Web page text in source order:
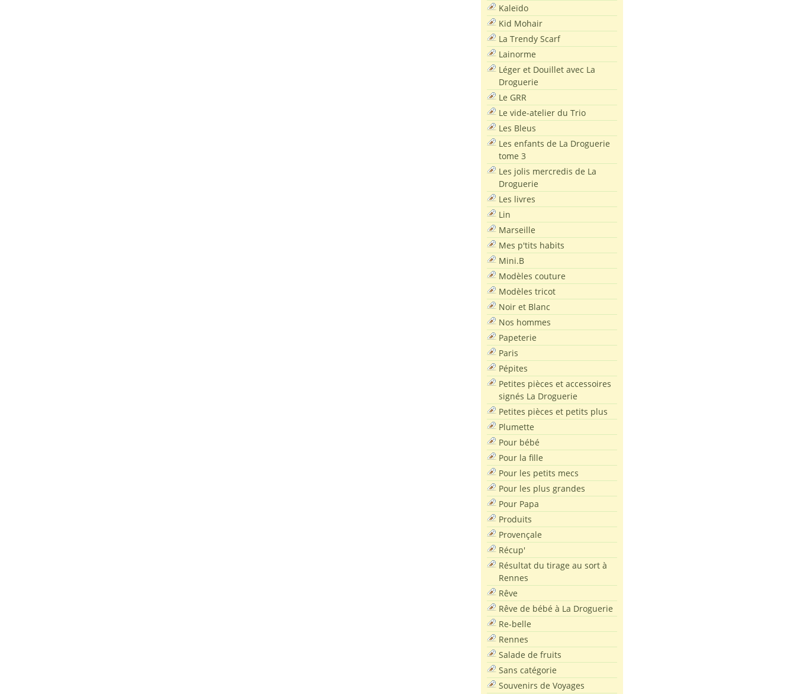
Kaleïdo
Kid Mohair
La Trendy Scarf
Lainorme
Léger et Douillet avec La
Droguerie
Le GRR
Le vide-atelier du Trio
Les Bleus
Les enfants de La Droguerie
tome 3
Les jolis mercredis de La
Droguerie
Les livres
Lin
Marseille
Mes p'tits habits
Mini.B
Modèles couture
Modèles tricot
Noir et Blanc
Nos hommes
Papeterie
Paris
Pépites
Petites pièces et accessoires
signés La Droguerie
Petites pièces et petits plus
Plumette
Pour bébé
Pour la fille
Pour les petits mecs
Pour les plus grandes
Pour Papa
Produits
Provençale
Récup'
Résultat du tirage au sort à
Rennes
Rêve
Rêve de bébé à La Droguerie
Re-belle
Rennes
Salade de fruits
Sans catégorie
Souvenirs de Voyages